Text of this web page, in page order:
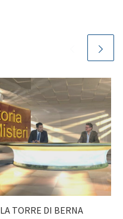
LA TORRE DI BERNA